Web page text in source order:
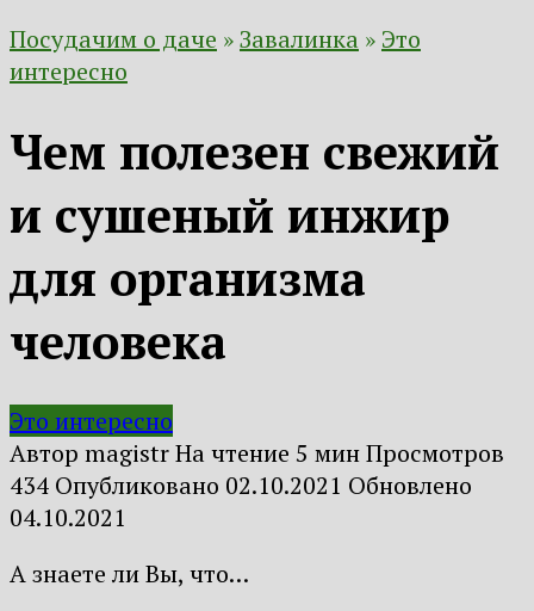
Посудачим о даче »Завалинка » Это
интересно
Чем полезен свежий
и сушеный инжир
для организма
человека
Это интересно
Автор magistrНа чтение 5 минПросмотров
434 Опубликовано 02.10.2021 Обновлено
04.10.2021
Азнаете лиВы, что…